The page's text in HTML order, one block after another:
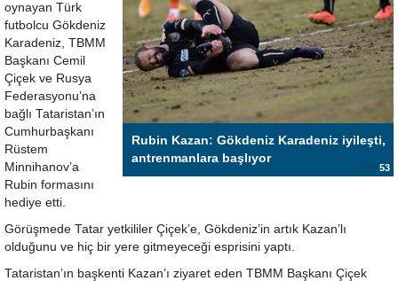
Rubin Kazan: Gökdeniz Karadeniz iyileşti,
antrenmanlara başlıyor
53
oynayan Türk
futbolcu Gökdeniz
Karadeniz, TBMM
Başkanı Cemil
Çiçek ve Rusya
Federasyonu’na
bağlı Tataristan’ın
Cumhurbaşkanı
Rüstem
Minnihanov’a
Rubin formasını
hediye etti.
Görüşmede Tatar yetkililer Çiçek’e, Gökdeniz’in artık Kazan’lı
olduğunu ve hiç bir yere gitmeyeceği esprisini yaptı.
Tataristan’ın başkenti Kazan’ı ziyaret eden TBMM Başkanı Çiçek